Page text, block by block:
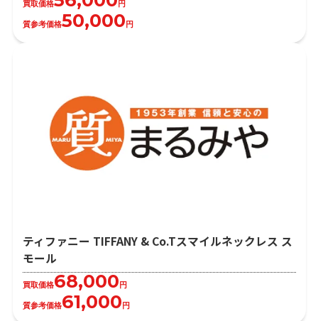
買取価格 円
質参考価格50,000円
ティファニー TIFFANY & Co.Tスマイルネックレス ス
モール
買取価格68,000 円
質参考価格61,000 円